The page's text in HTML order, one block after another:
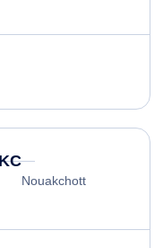
Nouakchott